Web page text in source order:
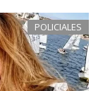
POLICIALES